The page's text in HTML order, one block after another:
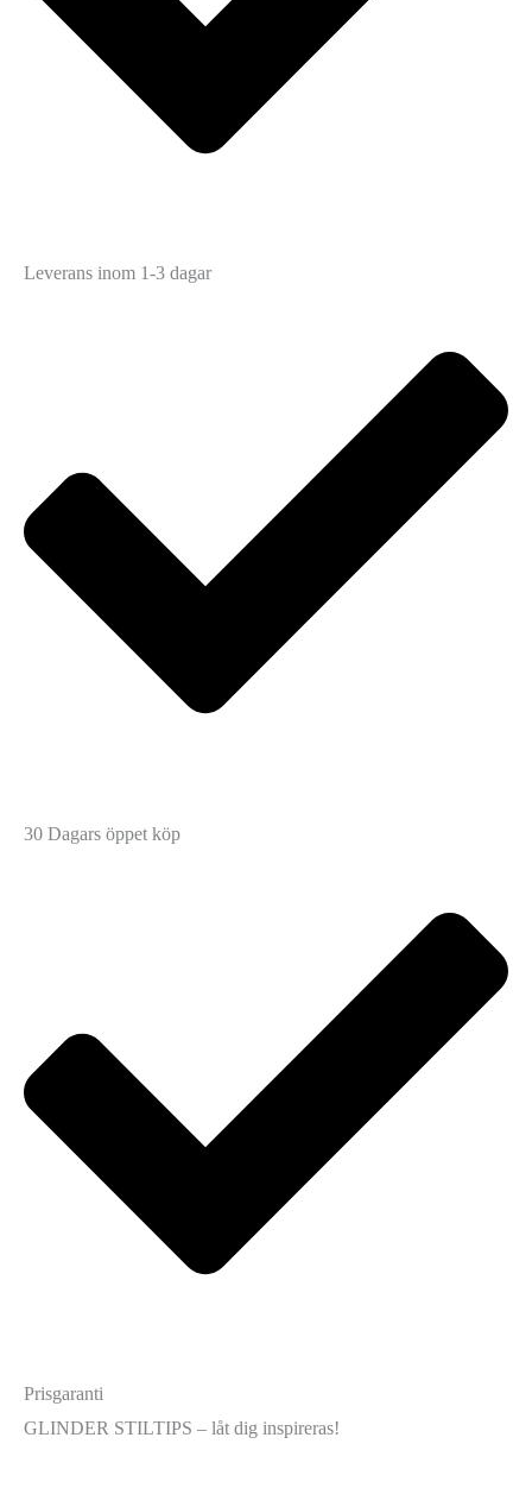
Leverans inom 1-3 dagar
30 Dagars öppet köp
Prisgaranti
GLINDER STILTIPS – låt dig inspireras!